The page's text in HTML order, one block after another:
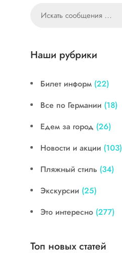
Наши рубрики
Билет информ (22)
Все по Германии (18)
Едем за город (26)
Новости и акции (103)
Пляжный стиль (34)
Экскурсии (25)
Это интересно (277)
Топ новых статей